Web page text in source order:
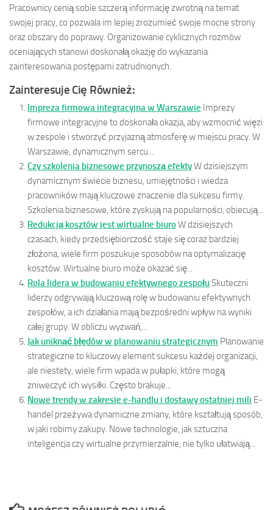
Pracownicy cenią sobie szczerą informację zwrotną na temat
swojej pracy, co pozwala im lepiej zrozumieć swoje mocne strony
oraz obszary do poprawy. Organizowanie cyklicznych rozmów
oceniających stanowi doskonałą okazję do wykazania
zainteresowania postępami zatrudnionych.
Zainteresuje Cię Również:
Impreza firmowa integracyjna w Warszawie Imprezy
firmowe integracyjne to doskonała okazja, aby wzmocnić więzi
w zespole i stworzyć przyjazną atmosferę w miejscu pracy. W
Warszawie, dynamicznym sercu...
Czy szkolenia biznesowe przynoszą efektyW dzisiejszym
dynamicznym świecie biznesu, umiejętności i wiedza
pracowników mają kluczowe znaczenie dla sukcesu firmy.
Szkolenia biznesowe, które zyskują na popularności, obiecują...
Redukcją kosztów jest wirtualne biuroW dzisiejszych
czasach, kiedy przedsiębiorczość staje się coraz bardziej
złożona, wiele firm poszukuje sposobów na optymalizację
kosztów. Wirtualne biuro może okazać się...
Rola lidera w budowaniu efektywnego zespołuSkuteczni
liderzy odgrywają kluczową rolę w budowaniu efektywnych
zespołów, a ich działania mają bezpośredni wpływ na wyniki
całej grupy. W obliczu wyzwań,...
Jak uniknąć błędów w planowaniu strategicznym Planowanie
strategiczne to kluczowy element sukcesu każdej organizacji,
ale niestety, wiele firm wpada w pułapki, które mogą
zniweczyć ich wysiłki. Często brakuje...
Nowe trendy w zakresie e-handlu i dostawy ostatniej mili E-
handel przeżywa dynamiczne zmiany, które kształtują sposób,
w jaki robimy zakupy. Nowe technologie, jak sztuczna
inteligencja czy wirtualne przymierzalnie, nie tylko ułatwiają...